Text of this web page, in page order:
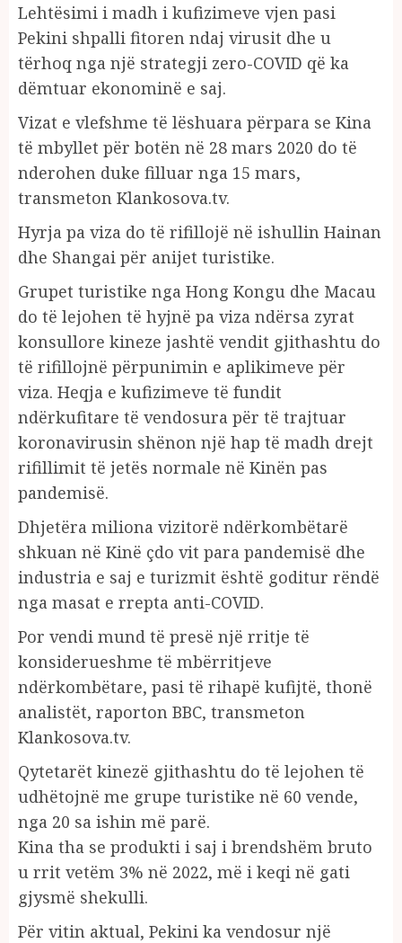
Lehtësimi i madh i kufizimeve vjen pasi
Pekini shpalli fitoren ndaj virusit dhe u
tërhoq nga një strategji zero-COVID që ka
dëmtuar ekonominë e saj.
Vizat e vlefshme të lëshuara përpara se Kina
të mbyllet për botën në 28 mars 2020 do të
nderohen duke filluar nga 15 mars,
transmeton Klankosova.tv.
Hyrja pa viza do të rifillojë në ishullin Hainan
dhe Shangai për anijet turistike.
Grupet turistike nga Hong Kongu dhe Macau
do të lejohen të hyjnë pa viza ndërsa zyrat
konsullore kineze jashtë vendit gjithashtu do
të rifillojnë përpunimin e aplikimeve për
viza. Heqja e kufizimeve të fundit
ndërkufitare të vendosura për të trajtuar
koronavirusin shënon një hap të madh drejt
rifillimit të jetës normale në Kinën pas
pandemisë.
Dhjetëra miliona vizitorë ndërkombëtarë
shkuan në Kinë çdo vit para pandemisë dhe
industria e saj e turizmit është goditur rëndë
nga masat e rrepta anti-COVID.
Por vendi mund të presë një rritje të
konsiderueshme të mbërritjeve
ndërkombëtare, pasi të rihapë kufijtë, thonë
analistët, raporton BBC, transmeton
Klankosova.tv.
Qytetarët kinezë gjithashtu do të lejohen të
udhëtojnë me grupe turistike në 60 vende,
nga 20 sa ishin më parë.
Kina tha se produkti i saj i brendshëm bruto
u rrit vetëm 3% në 2022, më i keqi në gati
gjysmë shekulli.
Për vitin aktual, Pekini ka vendosur një